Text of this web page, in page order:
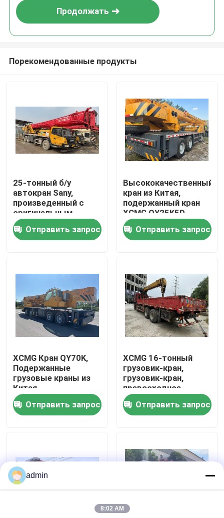
Домой
Видеозаписи
О нас
Экскурсия по заводу
Контроль качества
Свяжитесь с нами
Дорожно-строительная техника
Использованные строительные машины
Продолжать
Порекомендованные продукты
25-тонный б/у
автокран Sany,
произведенный с
оригинальным
оборудованием в
2020 году
Отправить запрос
Высококачественный
кран из Китая,
подержанный кран
XCMG QY25K5D
Отправить запрос
XCMG Кран QY70K,
Подержанные
грузовые краны из
Китая
Отправить запрос
XCMG 16-тонный
грузовик-кран,
грузовик-кран,
превосходное
качество
Отправить запрос
admin
8:02 AM